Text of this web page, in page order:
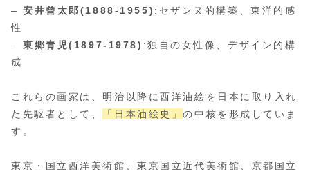
–安井曾太郎(1888-1955) :セザンヌ的構築、東洋的感
性
–東郷青児(1897-1978) :独自の女性像、デザイン的構
成
これらの画家は、明治以降に西洋油絵を日本に取り入れ
た先駆者として、
「日本油絵史」の中核を形成していま
す。
東京・国立西洋美術館、東京国立近代美術館、京都国立